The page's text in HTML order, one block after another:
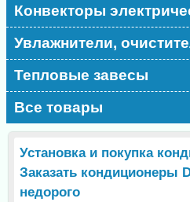
Конвекторы
Увлажнители,
Тепловые завесы
Все товары
Установка и покупка
Заказать кондиционеры
недорого